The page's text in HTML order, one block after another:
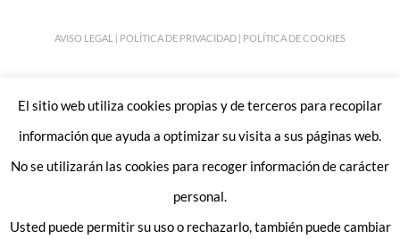
AVISO LEGAL | POLÍTICA DE PRIVACIDAD | POLÍTICA DE COOKIES
El sitio web utiliza cookies propias y de terceros para recopilar
información que ayuda a optimizar su visita a sus páginas web.
No se utilizarán las cookies para recoger información de carácter
personal.
Usted puede permitir su uso o rechazarlo, también puede cambiar